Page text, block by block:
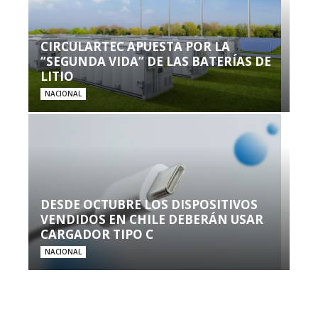
CIRCULARTEC APUESTA POR LA
“SEGUNDA VIDA” DE LAS BATERÍAS DE
LITIO
NACIONAL
DESDE OCTUBRE LOS DISPOSITIVOS
VENDIDOS EN CHILE DEBERÁN USAR
CARGADOR TIPO C
NACIONAL